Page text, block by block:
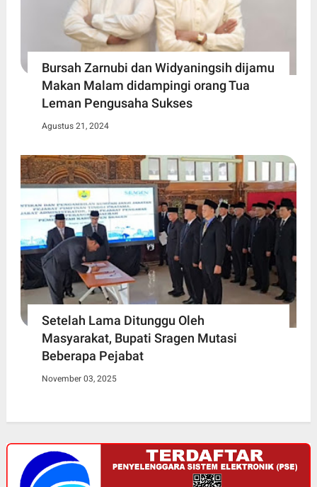
Bursah Zarnubi dan Widyaningsih dijamu
Makan Malam didampingi orang Tua
Leman Pengusaha Sukses
Agustus 21, 2024
Setelah Lama Ditunggu Oleh
Masyarakat, Bupati Sragen Mutasi
Beberapa Pejabat
November 03, 2025